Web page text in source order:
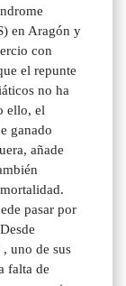
en Aragón y
con
el repunte
no ha
ello, el
ganado
añade
pasar por
uno de sus
falta de